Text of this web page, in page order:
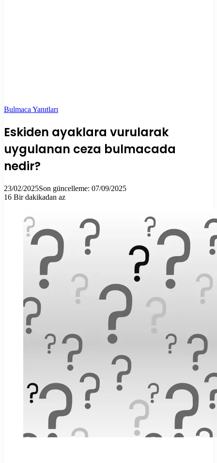
Bulmaca Yanıtları
Eskiden ayaklara vurularak
uygulanan ceza bulmacada
nedir?
23/02/2025Son güncelleme: 07/09/2025
16 Bir dakikadan az